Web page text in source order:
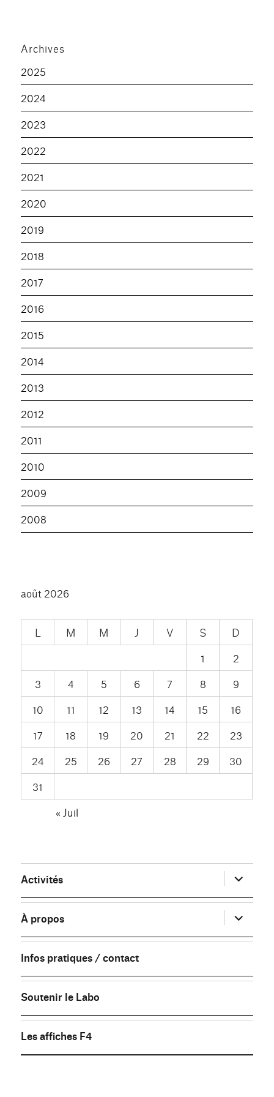
Archives
2025
2024
2023
2022
2021
2020
2019
2018
2017
2016
2015
2014
2013
2012
2011
2010
2009
2008
août 2026
L M M J V S
D
1
2
3
4 5 6 7 8
9
10
11 12 13 14 15
16
17
18 19 20 21 22
23
24
25 26 27 28 29
30
31
« Juil
Activités ouvrir
le
sous-
menu
À propos
ouvrir
le
sous-
menu
Infos pratiques / contact
Soutenir le Labo
Les affiches F4